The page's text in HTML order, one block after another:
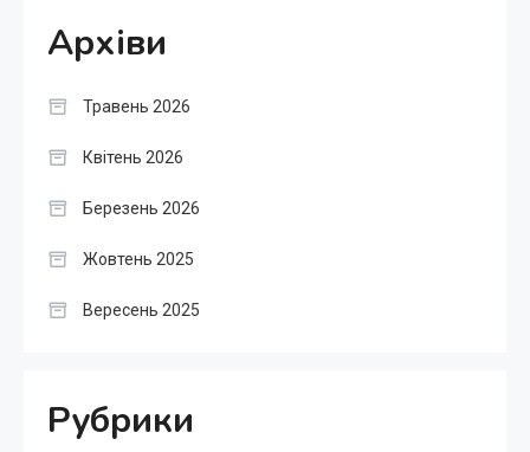
Архіви
Травень 2026
Квітень 2026
Березень 2026
Жовтень 2025
Вересень 2025
Рубрики